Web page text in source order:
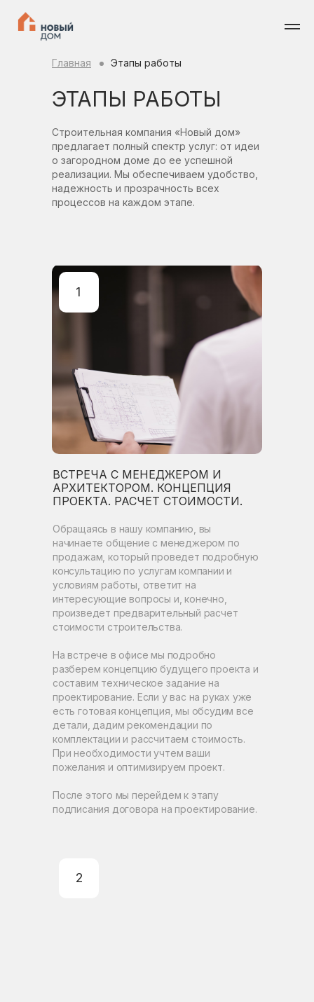
Строительная компания «Новый дом»
предлагает полный спектр услуг: от идеи
о загородном доме до ее успешной
реализации. Мы обеспечиваем удобство,
надежность и прозрачность всех
процессов на каждом этапе.
ЭТАПЫ РАБОТЫ
Главная Этапы работы
ВСТРЕЧА С МЕНЕДЖЕРОМ И
АРХИТЕКТОРОМ. КОНЦЕПЦИЯ
ПРОЕКТА. РАСЧЕТ СТОИМОСТИ.
Обращаясь в нашу компанию, вы
начинаете общение с менеджером по
продажам, который проведет подробную
консультацию по услугам компании и
условиям работы, ответит на
интересующие вопросы и, конечно,
произведет предварительный расчет
стоимости строительства.
На встрече в офисе мы подробно
разберем концепцию будущего проекта и
составим техническое задание на
проектирование. Если у вас на руках уже
есть готовая концепция, мы обсудим все
детали, дадим рекомендации по
комплектации и рассчитаем стоимость.
При необходимости учтем ваши
пожелания и оптимизируем проект.
После этого мы перейдем к этапу
подписания договора на проектирование.
1
2